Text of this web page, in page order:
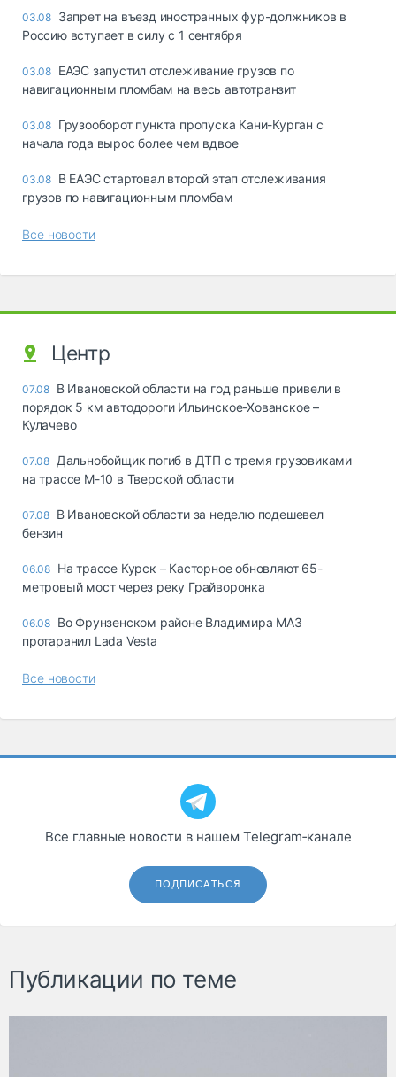
03.08 Запрет на въезд иностранных фур-должников в
Россию вступает в силу с 1 сентября
03.08 ЕАЭС запустил отслеживание грузов по
навигационным пломбам на весь автотранзит
03.08 Грузооборот пункта пропуска Кани-Курган с
начала года вырос более чем вдвое
03.08 В ЕАЭС стартовал второй этап отслеживания
грузов по навигационным пломбам
Все новости
Центр
07.08 В Ивановской области на год раньше привели в
порядок 5 км автодороги Ильинское-Хованское –
Кулачево
07.08 Дальнобойщик погиб в ДТП с тремя грузовиками
на трассе М-10 в Тверской области
07.08 В Ивановской области за неделю подешевел
бензин
06.08 На трассе Курск – Касторное обновляют 65-
метровый мост через реку Грайворонка
06.08 Во Фрунзенском районе Владимира МАЗ
протаранил Lada Vesta
Все новости
Все главные новости в нашем Telegram‑канале
ПОДПИСАТЬСЯ
Публикации по теме